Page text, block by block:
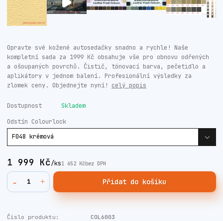
Opravte své kožené autosedačky snadno a rychle! Naše
kompletní sada za 1999 Kč obsahuje vše pro obnovu odřených
a ošoupaných povrchů. Čistič, tónovací barva, pečetidlo a
aplikátory v jednom balení. Profesionální výsledky za
zlomek ceny. Objednejte nyní! celý popis
Dostupnost Skladem
Odstín Colourlock
1 999 Kč/ks1 652 Kčbez DPH
Přidat do košíku
Číslo produktu:
COL6003